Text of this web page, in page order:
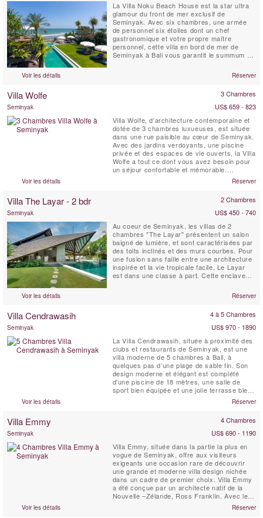
La Villa Noku Beach House est la star ultra
glamour du front de mer exclusif de
Seminyak. Avec six chambres, une armée
de personnel six étoiles dont un chef
gastronomique et votre propre maître
personnel, cette villa en bord de mer de
Seminyak à Bali vous garantit le summum du
divertissante avec terrasses et terrasses
couvertes, un spa avec bassin profond, de
de tennis en bord de mer flanquent...
Voir les détails Réserver
Villa Wolfe 3 Chambres
Seminyak
US$ 659 - 823
Villa Wolfe, d'architecture contemporaine et
dotée de 3 chambres luxueuses, est située
dans une rue paisible au cœur de Seminyak.
Avec des jardins verdoyants, une piscine
privée et des espaces de vie ouverts, la Villa
Wolfe a tout ce dont vous avez besoin pour
un séjour confortable et mémorable.
Magnifiquement conçu par la designer
française Peggy Bels, c'est un endroit
quelques pas des restaurants, des
Voir les détails Réserver
Villa The Layar - 2 bdr 2 Chambres
Seminyak
US$ 450 - 740
Au coeur de Seminyak, les villas de 2
chambres "The Layar" présentent un salon
baigné de lumière, et sont caractérisées par
des toits inclinés et des murs courbes. Pour
une fusion sans faille entre une architecture
inspirée et la vie tropicale facile, Le Layar
est dans une classe à part. Cette enclave
comprend 23 villas, chaque ensemble dans
son propre sanctuaire de jardin très privé en
Voir les détails Réserver
Villa Cendrawasih 4 à 5 Chambres
Seminyak
US$ 970 - 1890
La Villa Cendrawasih, située à proximité des
clubs et restaurants de Seminyak, est une
villa moderne de 5 chambres à Bali, à
quelques pas d’une plage de sable fin. Son
design moderne et élégant est complété
d'une piscine de 18 mètres, une salle de
sport bien équipée et une jolie terrasse bien
exposée,. Cendrawasih est parfaite aussi
bien pour des vacances tranquilles en
Voir les détails Réserver
Villa Emmy 4 Chambres
Seminyak
US$ 690 - 1190
Villa Emmy, située dans la partie la plus en
vogue de Seminyak, offre aux visiteurs
exigeants une occasion rare de découvrir
une grande et moderne villa design nichée
dans un cadre de premier choix. Villa Emmy
a été conçue par un architecte natif de la
Nouvelle –Zélande, Ross Franklin. Avec le
souci du détail, le propriétaire a créé une
villa de distinction, devenue une propriété
Voir les détails Réserver